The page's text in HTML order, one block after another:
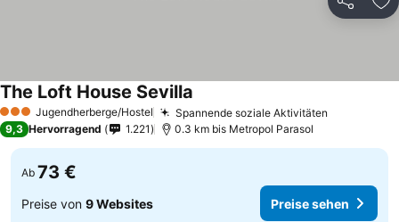
Teilen
3 SterneJugendherberge/Hostel Spannende soziale Aktivitäten
The Loft House Sevilla
9,3 Hervorragend 1.221 0.3 km bis Metropol Parasol
Ab 73 €
Preise von 9 Websites Preise sehen